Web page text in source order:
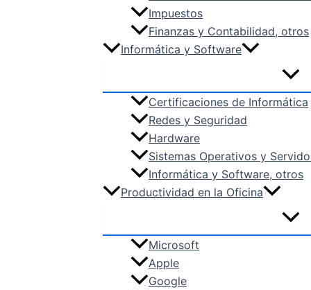
Impuestos
Finanzas y Contabilidad, otros
Informática y Software
Certificaciones de Informática
Redes y Seguridad
Hardware
Sistemas Operativos y
Informática y Software, otros
Productividad en la Oficina
Microsoft
Apple
Google